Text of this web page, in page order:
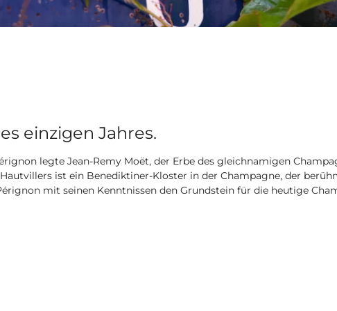
einzigen Jahres.
legte Jean-Remy Moët, der Erbe des gleichnamigen
ist ein Benediktiner-Kloster in der Champagne, der
mit seinen Kenntnissen den Grundstein für die heutige